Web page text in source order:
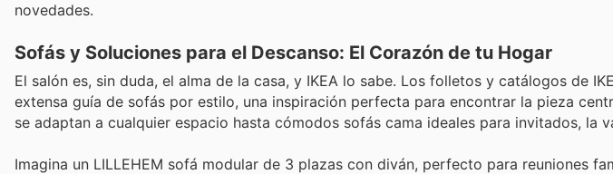
novedades.
Sofás y Soluciones para el Descanso: El Corazón de tu Hogar
El salón es, sin duda, el alma de la casa, y IKEA lo sabe. Los folletos y catálogos de
extensa guía de sofás por estilo, una inspiración perfecta para encontrar la pieza
se adaptan a cualquier espacio hasta cómodos sofás cama ideales para invitados, la
Imagina un LILLEHEM sofá modular de 3 plazas con diván, perfecto para reuniones